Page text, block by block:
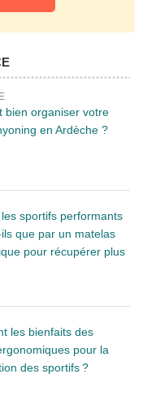
bien organiser votre
en Ardèche ?
sportifs performants
que par un matelas
pour récupérer plus
les bienfaits des
pour la
des sportifs ?